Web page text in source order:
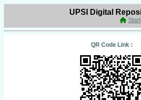
UPSI Digital
Start|
QR Code Link :